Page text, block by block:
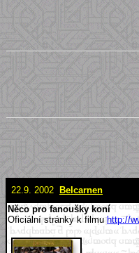
22.9. 2002 Belcarnen
Něco pro fanoušky koní
Oficiální stránky k filmuhttp://